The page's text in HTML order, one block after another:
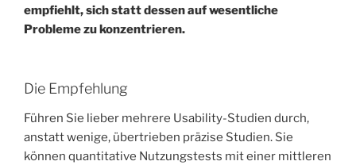
empfiehlt, sich statt dessen auf wesentliche
Probleme zu konzentrieren.
Die Empfehlung
Führen Sie lieber mehrere Usability-Studien durch,
anstatt wenige, übertrieben präzise Studien. Sie
können quantitative Nutzungstests mit einer mittleren